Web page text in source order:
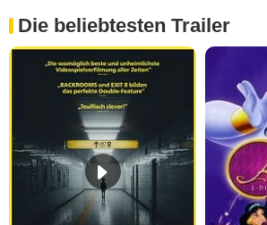
Die beliebtesten Trailer